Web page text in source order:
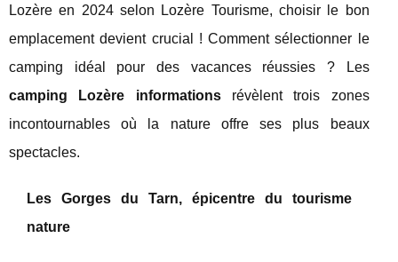
Lozère en 2024 selon Lozère Tourisme, choisir le bon
emplacement devient crucial ! Comment sélectionner le
camping idéal pour des vacances réussies ? Les
camping Lozère informationsrévèlent trois zones
incontournables où la nature offre ses plus beaux
spectacles.
Les Gorges du Tarn, épicentre du tourisme
nature